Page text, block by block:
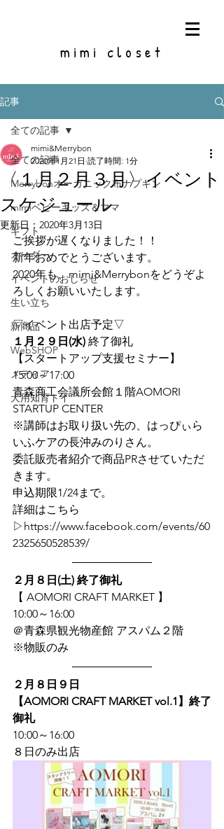
mimi closet
記事
全ての記事
Merrybonオーガニック布ナプキン
mimiベビーキッズ＆ママ
ギフト
オーダー
イベントのおしらせ
生い立ち
新商品
WebSHOP
メディア
犬用知育トイ
全ての記事
〈１月２月３月〉イベント
スケジュール
mimi&Merrybon
2020年1月21日 読了時間: 1分
更新日： 2020年3月13日
ご挨拶が遅くなりました！！
新年おめでとうございます。
2020年も、mimi&Merrybonをどうぞよ
ろしくお願いいたします。
▽イベント出店予定▽
１月２９日(水) 終了御礼
【スタートアップ支援セミナー】
15:00～17:00
青森商工会議所会館１階AOMORI
STARTUP CENTER
※講師はお取り扱い先の、はっぴぃら
いふケアの長沖みのりさん。
委託販売者紹介で商品PRさせていただ
きます。
申込期限1/24まで。
詳細はこちら
▷https://www.facebook.com/events/60
2325650528539/
２月８日(土) 終了御礼
【 AOMORI CRAFT MARKET 】
10:00～16:00
＠青森県観光物産館 アスパム２階
※物販のみ
２月８日９日
【AOMORI CRAFT MARKET vol.1】 終了
御礼
10:00～16:00
８日のみ出店